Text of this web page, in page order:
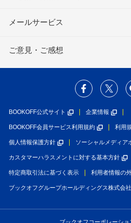
メールサービス
ご意見・ご感想
BOOKOFF公式サイト 企業情報
BOOKOFF会員サービス利用規約 利用
個人情報保護方針 ソーシャルメディア
カスタマーハラスメントに対する基本方針
特定商取引法に基づく表示 利用者情報の
ブックオフグループホールディングス株式会社